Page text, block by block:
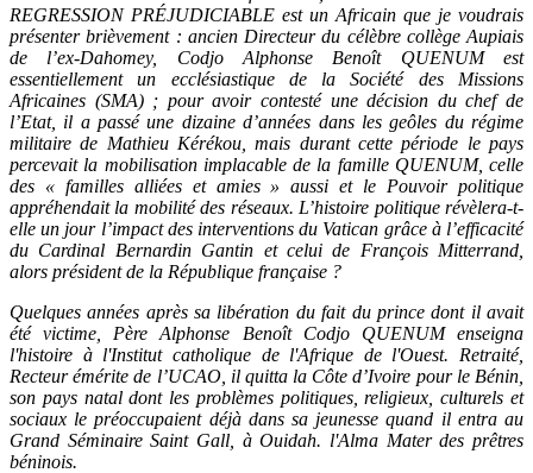
REGRESSION PRÉJUDICIABLE est un Africain que je voudrais
présenter brièvement : ancien Directeur du célèbre collège Aupiais
de l’ex-Dahomey, Codjo Alphonse Benoît QUENUM est
essentiellement un ecclésiastique de la Société des Missions
Africaines (SMA) ; pour avoir contesté une décision du chef de
l’Etat, il a passé une dizaine d’années dans les geôles du régime
militaire de Mathieu Kérékou, mais durant cette période le pays
percevait la mobilisation implacable de la famille QUENUM, celle
des « familles alliées et amies » aussi et le Pouvoir politique
appréhendait la mobilité des réseaux. L’histoire politique révèlera-t-
elle un jour l’impact des interventions du Vatican grâce à l’efficacité
du Cardinal Bernardin Gantin et celui de François Mitterrand,
alors président de la République française ?
Quelques années après sa libération du fait du prince dont il avait
été victime, Père Alphonse Benoît Codjo QUENUM enseigna
l'histoire à l'Institut catholique de l'Afrique de l'Ouest. Retraité,
Recteur émérite de l’UCAO, il quitta la Côte d’Ivoire pour le Bénin,
son pays natal dont les problèmes politiques, religieux, culturels et
sociaux le préoccupaient déjà dans sa jeunesse quand il entra au
Grand Séminaire Saint Gall, à Ouidah. l'Alma Mater des prêtres
béninois.